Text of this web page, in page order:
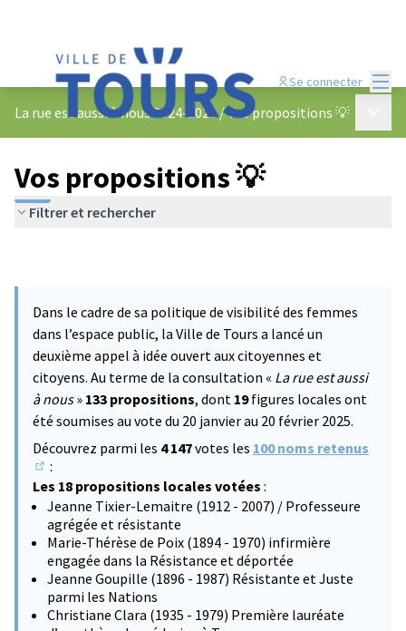
Se connecter
La rue est aussi à nous 2024-2025 /Vos propositions 💡
Vos propositions 💡
Filtrer et rechercher
Dans le cadre de sa politique de visibilité des femmes
dans l’espace public, la Ville de Tours a lancé un
deuxième appel à idée ouvert aux citoyennes et
citoyens. Au terme de la consultation « La rue est aussi
à nous» 133 propositions, dont 19figures locales ont
été soumises au vote du 20 janvier au 20 février 2025.
Découvrez parmi les 4 147votes les 100 noms retenus
(S'ouvre dans un nouvel onglet)
:
Les 18 propositions locales votées :
Jeanne Tixier-Lemaitre (1912 - 2007) / Professeure
agrégée et résistante
Marie-Thérèse de Poix (1894 - 1970) infirmière
engagée dans la Résistance et déportée
Jeanne Goupille (1896 - 1987) Résistante et Juste
parmi les Nations
Christiane Clara (1935 - 1979) Première lauréate